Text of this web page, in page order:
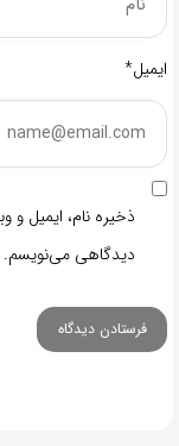
ایمیل*
ذخیره نام، ایمیل و
دیدگاهی می‌نویسم.